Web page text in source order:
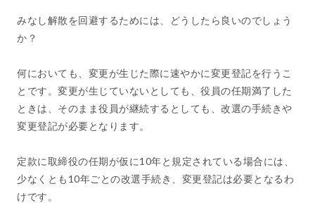
みなし解散を回避するためには、どうしたら良いのでしょう
か？
何においても、変更が生じた際に速やかに変更登記を行うこ
とです。変更が生じていないとしても、役員の任期満了した
ときは、そのまま役員が継続するとしても、改選の手続きや
変更登記が必要となります。
定款に取締役の任期が仮に10年と規定されている場合には、
少なくとも10年ごとの改選手続き、変更登記は必要となるわ
けです。